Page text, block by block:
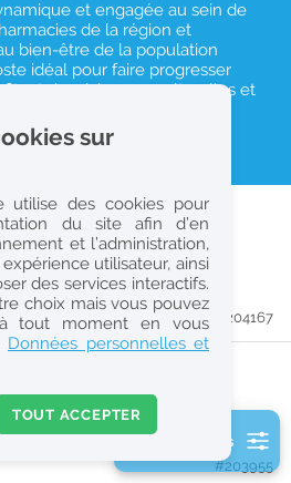
la France d'outre-mer
et engagée au sein de
de la région et
bien-être de la population
idéal pour faire progresser
des richesses culturelles et
Cenon
#204167
(H/F)
#203955
2 filtre(s) actifs
sur
utilise des cookies pour
du site afin d’en
et l’administration,
utilisateur, ainsi
des services interactifs.
choix mais vous pouvez
tout moment en vous
Données personnelles et
TOUT ACCEPTER